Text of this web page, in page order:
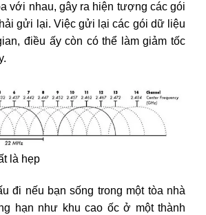
với nhau, gây ra hiện tượng các gói
gửi lại. Việc gửi lại các gói dữ liệu
điều ấy còn có thể làm giảm tốc
là hẹp
đi nếu bạn sống trong một tòa nhà
hạn như khu cao ốc ở một thành